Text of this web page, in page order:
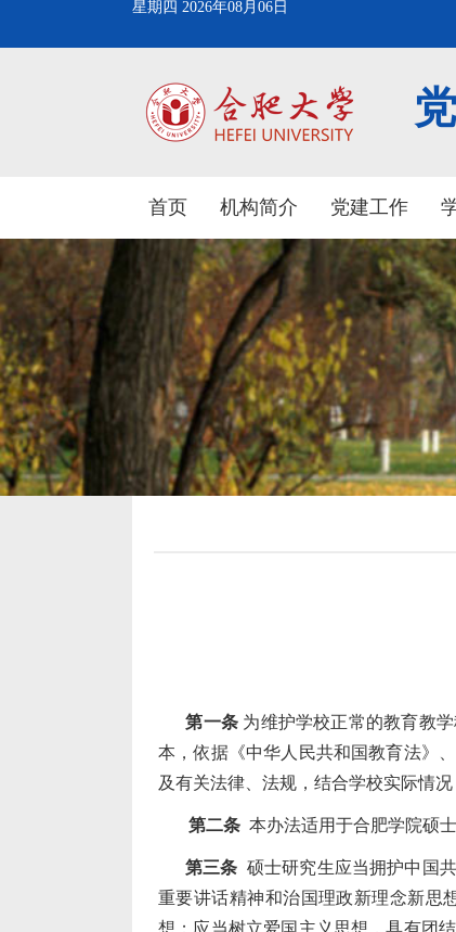
星期四 2026年08月06日
首页 机构简介 党建工作
第一条 为维护学校正常的教育教
本，依据《中华人民共和国教育法》
及有关法律、法规，结合学校实际情况
第二条 本办法适用于合肥学院硕
第三条 硕士研究生应当拥护中国
重要讲话精神和治国理政新理念新思